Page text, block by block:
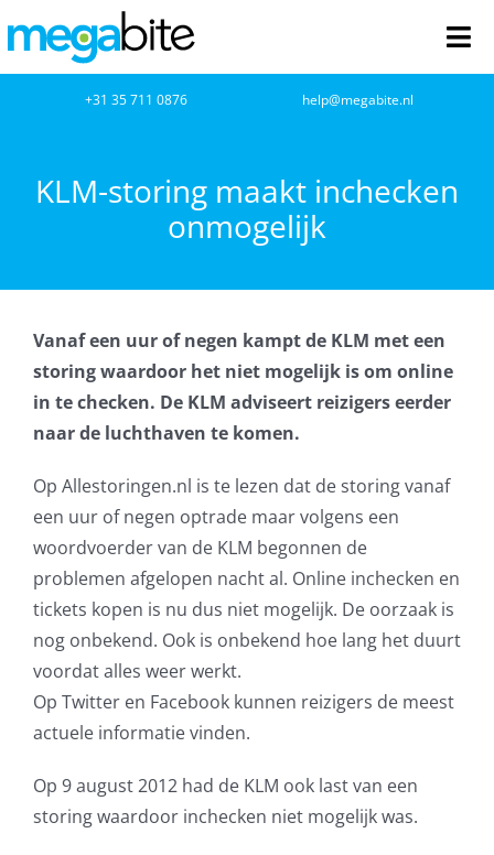
naar
inhoud
Cloud Computing
VOIP
AVG
Office365
Glasvezelverbindingen
Microsoft software licenties
SLA overeenkomsten
Remote Help
+31 35 711 0876 help@megabite.nl
KLM-storing maakt inchecken
onmogelijk
Vanaf een uur of negen kampt de KLM met een
storing waardoor het niet mogelijk is om online
in te checken. De KLM adviseert reizigers eerder
naar de luchthaven te komen.
Op Allestoringen.nl is te lezen dat de storing vanaf
een uur of negen optrade maar volgens een
woordvoerder van de KLM begonnen de
problemen afgelopen nacht al. Online inchecken en
tickets kopen is nu dus niet mogelijk. De oorzaak is
nog onbekend. Ook is onbekend hoe lang het duurt
voordat alles weer werkt.
Op Twitter en Facebook kunnen reizigers de meest
actuele informatie vinden.
Op 9 august 2012 had de KLM ook last van een
storing waardoor inchecken niet mogelijk was.